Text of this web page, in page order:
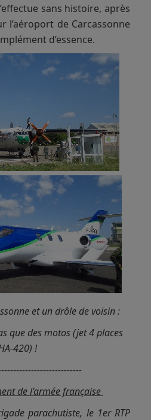
sans histoire, après
l’aéroport de Carcassonne
d’essence.
et un drôle de voisin :
que des motos (jet 4 places
420) !
t de l’armée française
parachutiste, le 1er RTP